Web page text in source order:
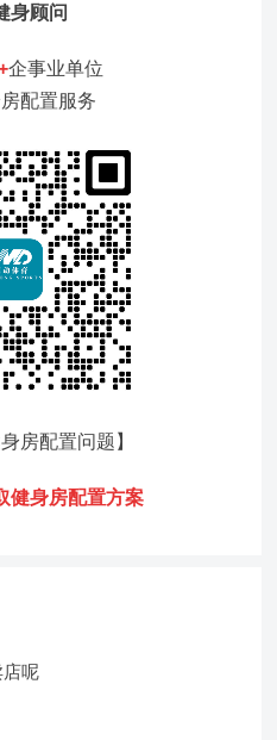
身顾问
企事业单位
配置服务
身房配置问题 】
健身房配置方案
呢